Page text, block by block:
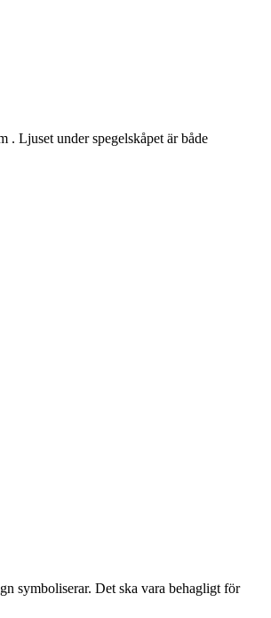
. Ljuset under spegelskåpet är både
symboliserar. Det ska vara behagligt för